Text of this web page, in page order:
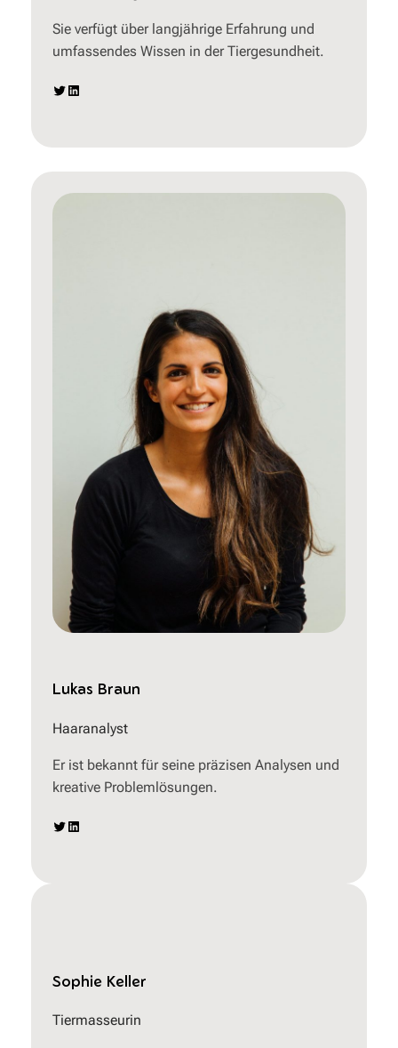
Sie verfügt über langjährige Erfahrung und
umfassendes Wissen in der Tiergesundheit.
Twitter LinkedIn
Lukas Braun
Haaranalyst
Er ist bekannt für seine präzisen Analysen und
kreative Problemlösungen.
Twitter LinkedIn
Sophie Keller
Tiermasseurin